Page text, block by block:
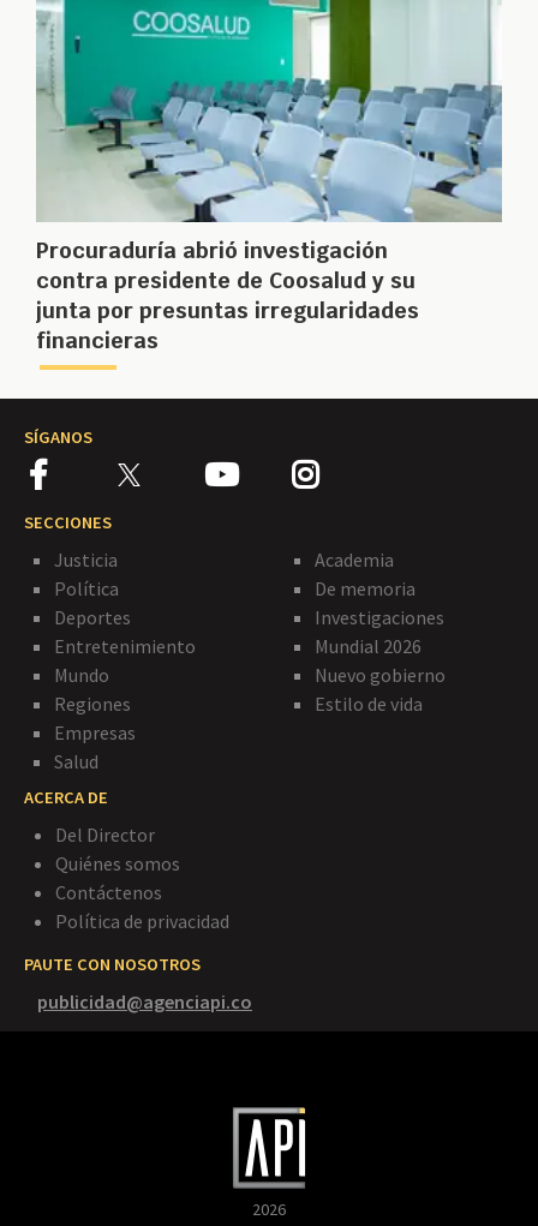
Procuraduría abrió investigación
contra presidente de Coosalud y su
junta por presuntas irregularidades
financieras
SÍGANOS
SECCIONES
Justicia
Política
Deportes
Entretenimiento
Mundo
Regiones
Empresas
Salud
Academia
De memoria
Investigaciones
Mundial 2026
Nuevo gobierno
Estilo de vida
ACERCA DE
Del Director
Quiénes somos
Contáctenos
Política de privacidad
PAUTE CON NOSOTROS
publicidad@agenciapi.co
2026